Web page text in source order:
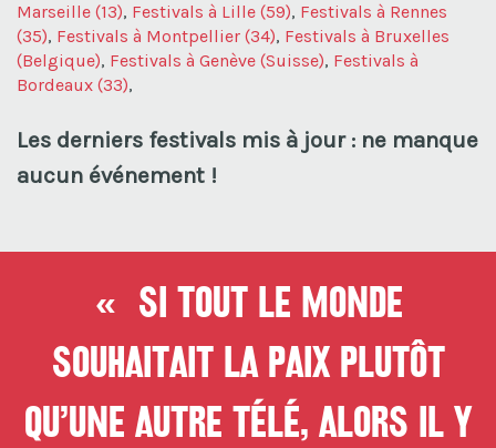
Marseille (13), Festivals à Lille (59), Festivals à Rennes
(35), Festivals à Montpellier (34), Festivals à Bruxelles
(Belgique), Festivals à Genève (Suisse), Festivals à
Bordeaux (33),
Les derniers festivals mis à jour : ne manque
aucun événement !
« Si tout le monde
souhaitait la paix plutôt
qu’une autre télé, alors il y